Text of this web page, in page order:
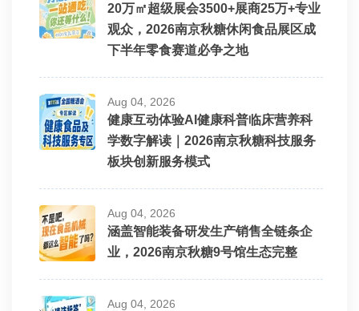
20万㎡超级展会3500+展商25万+专业
观众，2026南京秋糖休闲食品展区成
下半年零食赛道必争之地
Aug 04, 2026
健康互动体验AI健康科普临床营养科
学数字解读｜2026南京秋糖科技服务
板块创新服务模式
Aug 04, 2026
涵盖智能装备研发生产销售全链条企
业，2026南京秋糖9号馆生态完整
Aug 04, 2026